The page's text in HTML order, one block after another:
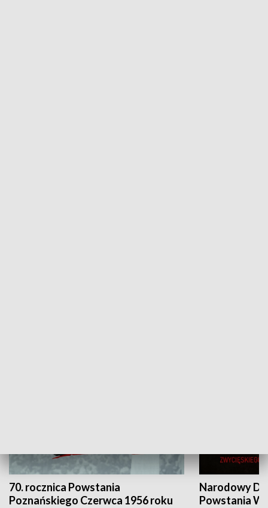
70. rocznica Powstania
Poznańskiego Czerwca 1956 roku
Narodowy
Powstania